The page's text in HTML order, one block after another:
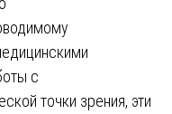
с
точки зрения, эти